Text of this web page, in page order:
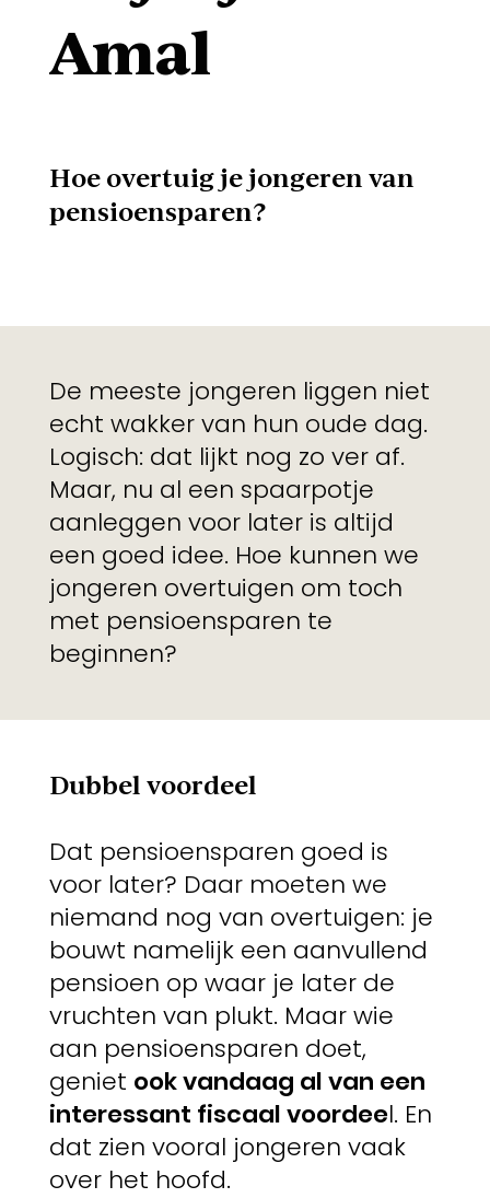
Amal
Hoe overtuig je jongeren van
pensioensparen?
De meeste jongeren liggen niet
echt wakker van hun oude dag.
Logisch: dat lijkt nog zo ver af.
Maar, nu al een spaarpotje
aanleggen voor later is altijd
een goed idee. Hoe kunnen we
jongeren overtuigen om toch
met pensioensparen te
beginnen?
Dubbel voordeel
Dat pensioensparen goed is
voor later? Daar moeten we
niemand nog van overtuigen: je
bouwt namelijk een aanvullend
pensioen op waar je later de
vruchten van plukt. Maar wie
aan pensioensparen doet,
geniet ook vandaag al van een
interessant fiscaal voordeel. En
dat zien vooral jongeren vaak
over het hoofd.